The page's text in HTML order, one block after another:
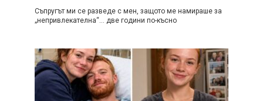
Съпругът ми се разведе с мен, защото ме намираше за
„непривлекателна“… две години по-късно